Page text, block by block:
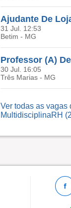
Ajudante De
31 Jul. 12:53
Betim - MG
Professor (A)
30 Jul. 16:05
Três Marias - MG
Ver todas as vagas
MultidisciplinaRH